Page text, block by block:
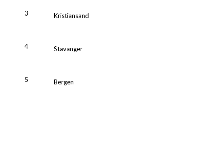
3 Kristiansand
4 Stavanger
5 Bergen